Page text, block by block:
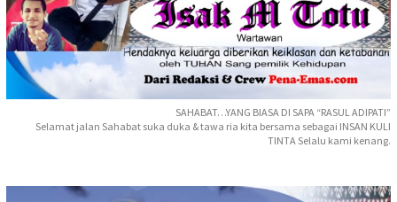
SAHABAT…YANG BIASA DI SAPA “RASUL ADIPATI”
Selamat jalan Sahabat suka duka & tawa ria kita bersama sebagai INSAN KULI
TINTA Selalu kami kenang.